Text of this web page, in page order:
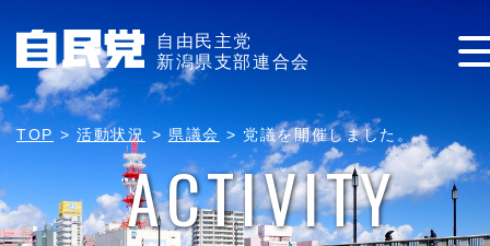
自由民主党
新潟県支部連合会
TOP >活動状況 > 県議会 >党議を開催しました。
ACTIVITY